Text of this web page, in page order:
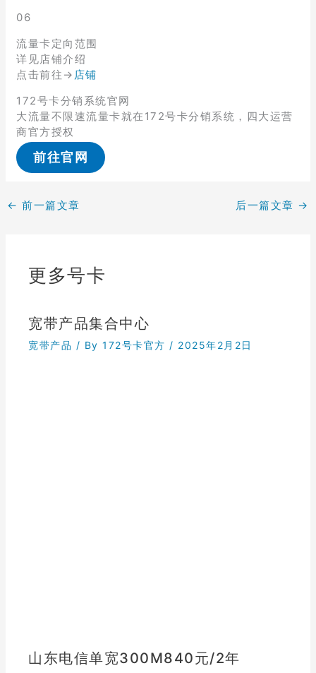
06
流量卡定向范围
详见店铺介绍
点击前往→ 店铺
172号卡分销系统官网
大流量不限速流量卡就在172号卡分销系统，四大运营
商官方授权
前往官网
← 前一篇文章 后一篇文章 →
更多号卡
宽带产品集合中心
宽带产品 / By172号卡官方 / 2025年2月2日
山东电信单宽300M840元/2年